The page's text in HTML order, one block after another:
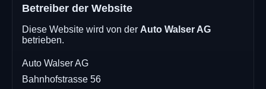
Betreiber der Website
Diese Website wird von der Auto Walser AG
betrieben.
Auto Walser AG
Bahnhofstrasse 56